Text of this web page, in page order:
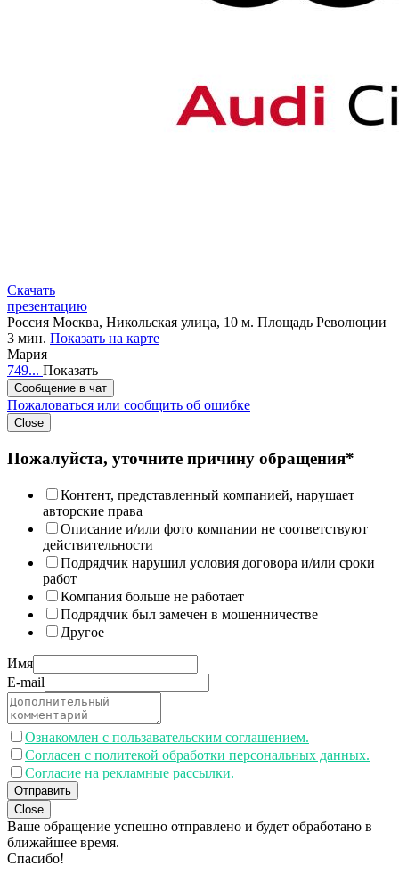
Скачать
презентацию
Россия Москва, Никольская улица, 10 м. Площадь Революции
3 мин. Показать на карте
Мария
749... Показать
Сообщение в чат
Пожаловаться или сообщить об ошибке
Close
Пожалуйста, уточните причину обращения*
Контент, представленный компанией, нарушает
авторские права
Описание и/или фото компании не соответствуют
действительности
Подрядчик нарушил условия договора и/или сроки
работ
Компания больше не работает
Подрядчик был замечен в мошенничестве
Другое
Имя
E-mail
Ознакомлен с пользавательским соглашением.
Согласен с политекой обработки персональных данных.
Согласие на рекламные рассылки.
Отправить
Close
Ваше обращение успешно отправлено и будет обработано в
ближайшее время.
Спасибо!